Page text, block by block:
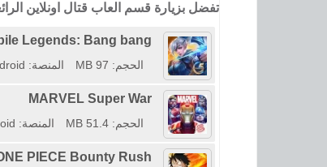
تفضل بزيارة قسم العاب قتال اونلاين
Legends: Bang bang
الحجم: 97 MB المنصة: Android
MARVEL Super War
الحجم: 51.4 MB المنصة: Android
PIECE Bounty Rush